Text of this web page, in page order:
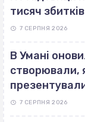
тисяч
7 СЕРПНЯ 2026
В Умані
створювали,
7 СЕРПНЯ 2026